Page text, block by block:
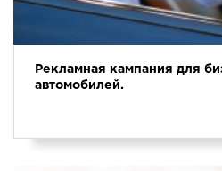
Рекламная кампания для
автомобилей.